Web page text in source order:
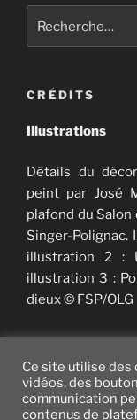
CRÉDITS
Illustrations
Détails du décor
peint par José
plafond du
Singer-Polignac.
illustration 2 :
illustration 3 :
dieux © FSP/OLG
Twitter
Ce site utilise des
vidéos, des
communication
contenus de